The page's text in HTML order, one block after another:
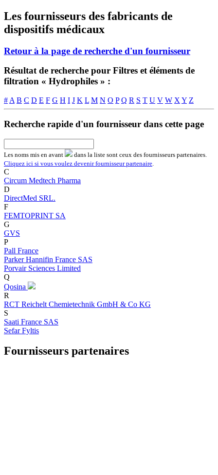
Les fournisseurs des fabricants de
dispositifs médicaux
Retour à la page de recherche d'un fournisseur
Résultat de recherche pour Filtres et éléments de
filtration « Hydrophiles » :
# A B C D E F G H I J K L M N O P Q R S T U V W X Y Z
Recherche rapide d'un fournisseur dans cette page
Les noms mis en avant
dans la liste sont ceux des fournisseurs partenaires.
Cliquez ici si vous voulez devenir fournisseur partenaire
C
Circum Medtech Pharma
D
DirectMed SRL.
F
FEMTOPRINT SA
G
GVS
P
Pall France
Parker Hannifin France SAS
Porvair Sciences Limited
Q
Qosina
R
RCT Reichelt Chemietechnik GmbH & Co KG
S
Saati France SAS
Sefar Fyltis
Fournisseurs partenaires